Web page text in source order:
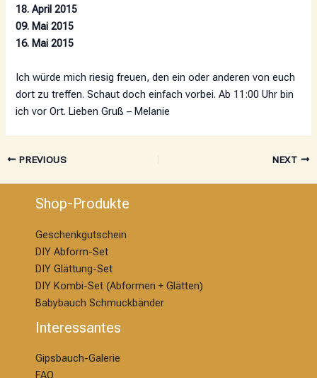
18. April 2015
09. Mai 2015
16. Mai 2015
Ich würde mich riesig freuen, den ein oder anderen von euch
dort zu treffen. Schaut doch einfach vorbei. Ab 11:00 Uhr bin
ich vor Ort. Lieben Gruß – Melanie
PREVIOUS NEXT
Shop-Produkte
Geschenkgutschein
DIY Abform-Set
DIY Glättung-Set
DIY Kombi-Set (Abformen + Glätten)
Babybauch Schmuckbänder
Interessantes
Gipsbauch-Galerie
FAQ